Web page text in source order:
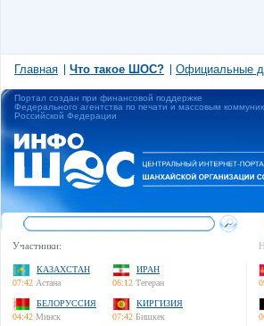
Главная Что такое ШОС? Официальные
Портал создан при финансовой поддержке
Федерального агентства по печати и массовым
Российской Федерации
Участники:
КАЗАХСТАН
07:42 Астана
ИРАН
06:12 Тегеран
БЕЛОРУССИЯ
04:42 Минск
КИРГИЗИЯ
07:42 Бишкек